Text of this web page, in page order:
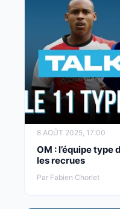
8 AOÛT 2025, 17:00
OM : l’équipe type
les recrues
Par Fabien Chorlet